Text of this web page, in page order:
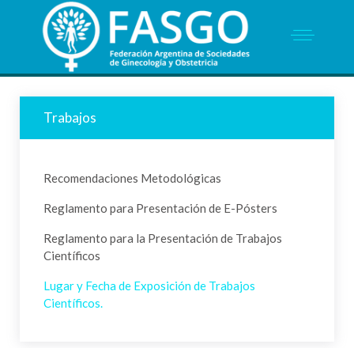
Trabajos
Recomendaciones Metodológicas
Reglamento para Presentación de E-Pósters
Reglamento para la Presentación de Trabajos
Científicos
Lugar y Fecha de Exposición de Trabajos
Científicos.